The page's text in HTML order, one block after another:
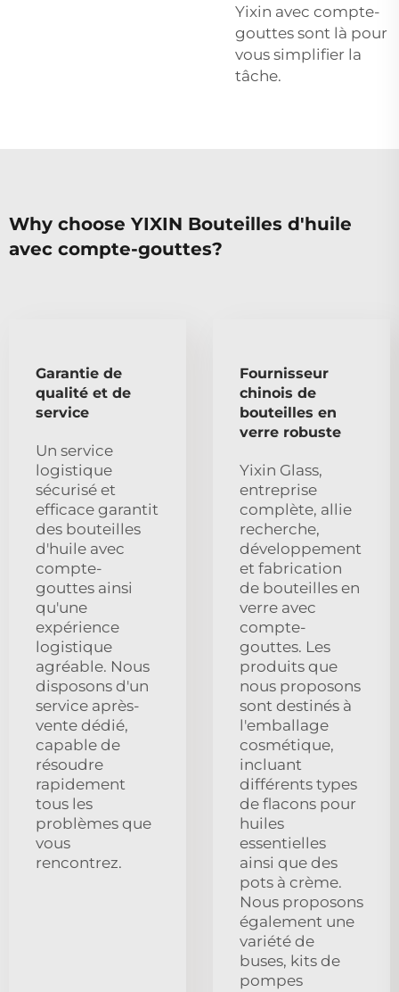
Yixin avec compte-
gouttes sont là pour
vous simplifier la
tâche.
Why choose YIXIN Bouteilles d'huile
avec compte-gouttes?
Garantie de
qualité et de
service
Un service
logistique
sécurisé et
efficace garantit
des bouteilles
d'huile avec
compte-
gouttes ainsi
qu'une
expérience
logistique
agréable. Nous
disposons d'un
service après-
vente dédié,
capable de
résoudre
rapidement
tous les
problèmes que
vous
rencontrez.
Fournisseur
chinois de
bouteilles en
verre robuste
Yixin Glass,
entreprise
complète, allie
recherche,
développement
et fabrication
de bouteilles en
verre avec
compte-
gouttes. Les
produits que
nous proposons
sont destinés à
l'emballage
cosmétique,
incluant
différents types
de flacons pour
huiles
essentielles
ainsi que des
pots à crème.
Nous proposons
également une
variété de
buses, kits de
pompes